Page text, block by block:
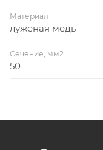
Материал
луженая медь
Сечение, мм2
50